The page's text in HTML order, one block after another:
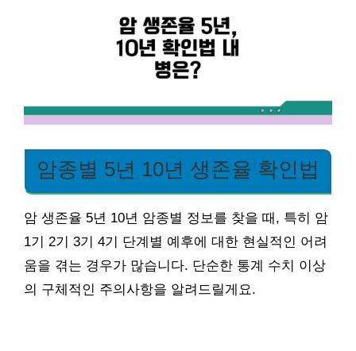
암종별 5년 10년 생존율 확인법
암 생존율 5년 10년 암종별 정보를 찾을 때, 특히 암
1기 2기 3기 4기 단계별 예후에 대한 현실적인 어려
움을 겪는 경우가 많습니다. 단순한 통계 수치 이상
의 구체적인 주의사항을 알려드릴게요.